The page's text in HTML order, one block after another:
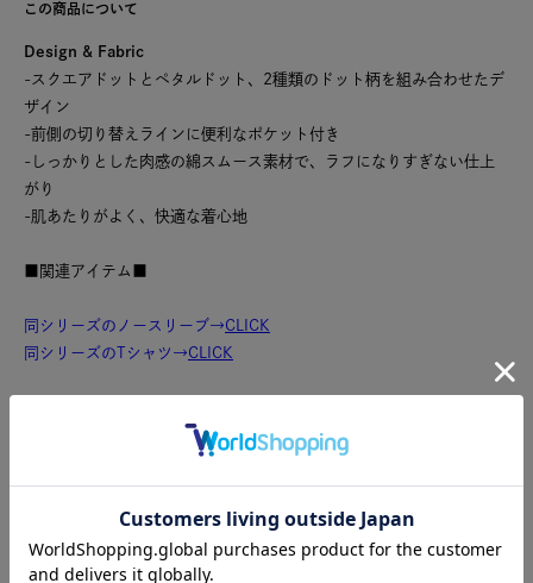
この商品について
Design & Fabric
-スクエアドットとペタルドット、2種類のドット柄を組み合わせたデ
ザイン
-前側の切り替えラインに便利なポケット付き
-しっかりとした肉感の綿スムース素材で、ラフになりすぎない仕上
がり
-肌あたりがよく、快適な着心地
■関連アイテム■
同シリーズのノースリーブ→CLICK
同シリーズのTシャツ→CLICK
※商品のカラーは、商品単体の画像をご参照ください。